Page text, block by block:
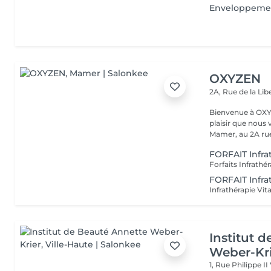
OXYZEN
2A, Rue de la
Bienvenue à OXYZEN
plaisir que nous
Mamer, au 2A
FORFAIT
FORFAIT
Institut
Weber-
1, Rue Philippe II